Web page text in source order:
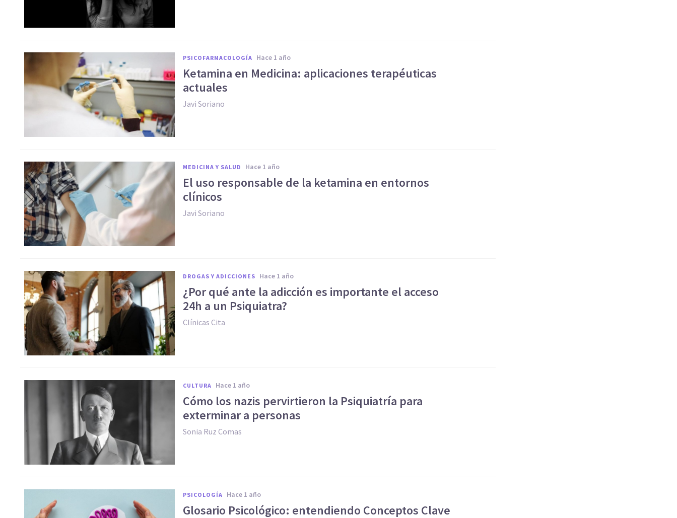
PSICOFARMACOLOGÍA hace 1 año
Ketamina en Medicina: aplicaciones terapéuticas
actuales
Javi Soriano
MEDICINA Y SALUD hace 1 año
El uso responsable de la ketamina en entornos
clínicos
Javi Soriano
DROGAS Y ADICCIONES hace 1 año
¿Por qué ante la adicción es importante el acceso
24h a un Psiquiatra?
Clínicas Cita
CULTURA hace 1 año
Cómo los nazis pervirtieron la Psiquiatría para
exterminar a personas
Sonia Ruz Comas
PSICOLOGÍA hace 1 año
Glosario Psicológico: entendiendo Conceptos Clave